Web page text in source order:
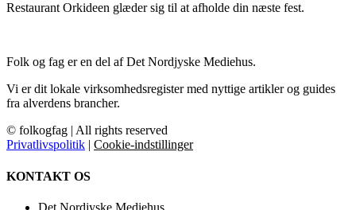
Restaurant Orkideen glæder sig til at afholde din næste fest.
Folk og fag er en del af Det Nordjyske Mediehus.
Vi er dit lokale virksomhedsregister med nyttige artikler og guides
fra alverdens brancher.
© folkogfag | All rights reserved
Privatlivspolitik | Cookie-indstillinger
KONTAKT OS
Det Nordjyske Mediehus